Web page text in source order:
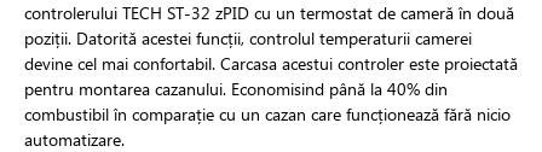
controlerului TECH ST-32 zPID cu un termostat de cameră în două
poziții. Datorită acestei funcții, controlul temperaturii camerei
devine cel mai confortabil. Carcasa acestui controler este proiectată
pentru montarea cazanului. Economisind până la 40% din
combustibil în comparație cu un cazan care funcționează fără nicio
automatizare.